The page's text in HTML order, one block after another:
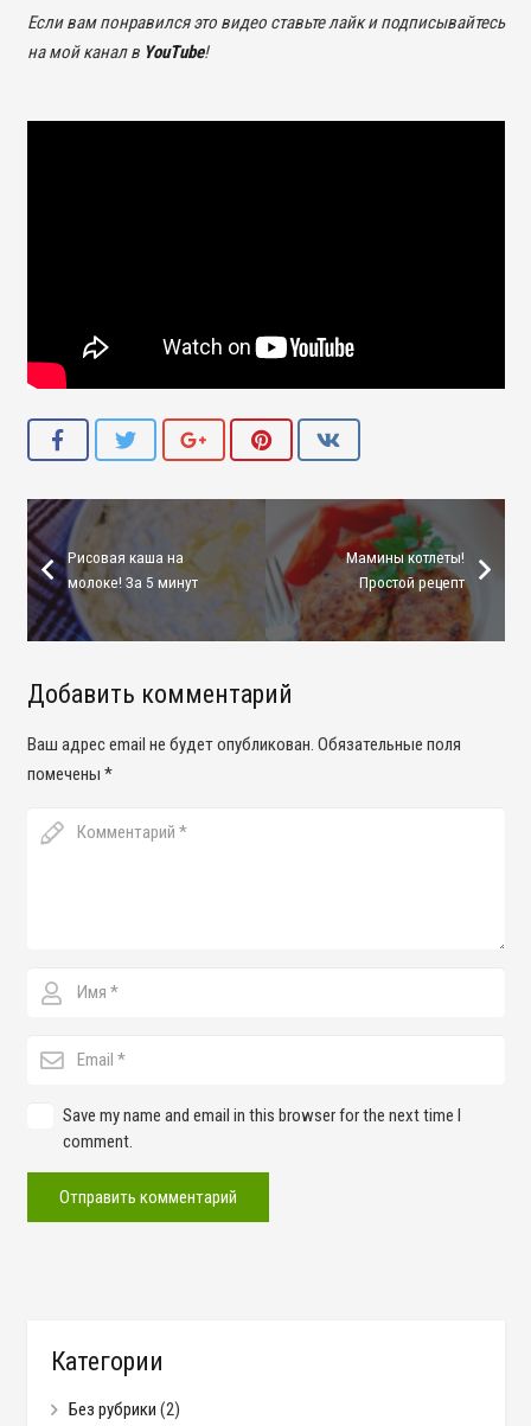
Если вам понравился это видео ставьте лайк и подписывайтесь
на мой канал в YouTube!
Мамины котлеты!
Простой рецепт
Рисовая каша на
молоке! За 5 минут
Добавить комментарий
Ваш адрес email не будет опубликован. Обязательные поля
помечены *
Save my name and email in this browser for the next time I
comment.
Отправить комментарий
Категории
Без рубрики (2)